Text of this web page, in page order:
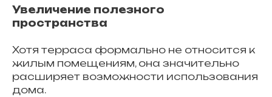
Увеличение полезного
пространства
Хотя терраса формально не относится к
жилым помещениям, она значительно
расширяет возможности использования
дома.